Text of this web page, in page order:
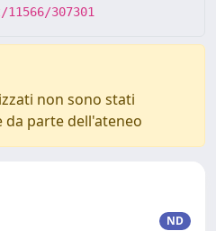
307301
non sono stati
parte dell'ateneo
ND